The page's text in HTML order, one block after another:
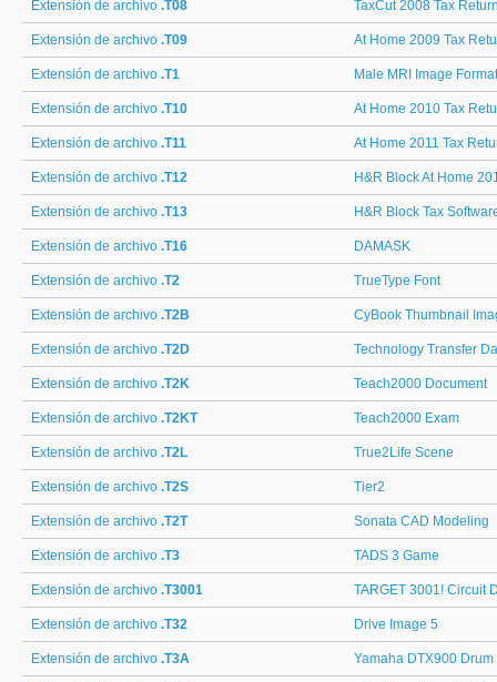
Extensión de archivo .T08 TaxCut 2008 Tax
Extensión de archivo .T09 At Home 2009 Tax
Extensión de archivo .T1 Male MRI Image Format
Extensión de archivo .T10 At Home 2010 Tax
Extensión de archivo .T11 At Home 2011 Tax
Extensión de archivo .T12 H&R Block At Home
Extensión de archivo .T13 H&R Block Tax
Extensión de archivo .T16 DAMASK
Extensión de archivo .T2 TrueType Font
Extensión de archivo .T2B CyBook Thumbnail
Extensión de archivo .T2D Technology Transfer
Extensión de archivo .T2K Teach2000 Document
Extensión de archivo .T2KT Teach2000 Exam
Extensión de archivo .T2L True2Life Scene
Extensión de archivo .T2S Tier2
Extensión de archivo .T2T Sonata CAD Modeling
Extensión de archivo .T3 TADS 3 Game
Extensión de archivo .T3001 TARGET 3001! Circuit
Extensión de archivo .T32 Drive Image 5
Extensión de archivo .T3A Yamaha DTX900 Drum